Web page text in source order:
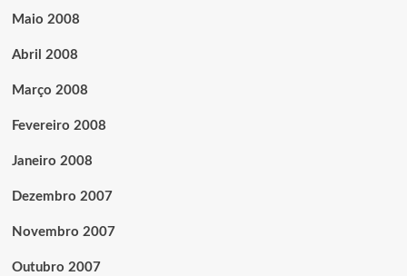
Maio 2008
Abril 2008
Março 2008
Fevereiro 2008
Janeiro 2008
Dezembro 2007
Novembro 2007
Outubro 2007